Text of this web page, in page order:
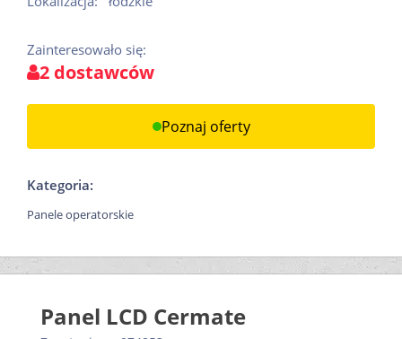
Zainteresowało się:
2 dostawców
Poznaj oferty
Kategoria:
Panele operatorskie
Panel LCD Cermate